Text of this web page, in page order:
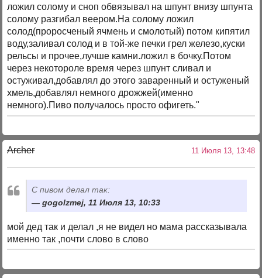
ложил солому и сноп обвязывал на шпунт внизу шпунта
солому разгибал веером.На солому ложил
солод(проросченый ячмень и смолотый) потом кипятил
воду,заливал солод и в той-же печки грел железо,куски
рельсы и прочее,лучше камни.ложил в бочку.Потом
через некотороле время через шпунт сливал и
остуживал,добавлял до этого заваренный и остуженый
хмель,добавлял немного дрожжей(именно
немного).Пиво получалось просто офигеть."
Archer 11 Июля 13, 13:48
С пивом делал так:
gogolzmej, 11 Июля 13, 10:33
мой дед так и делал ,я не видел но мама рассказывала
именно так ,почти слово в слово